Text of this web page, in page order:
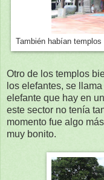
También habían
Otro de los templos
los elefantes, se
elefante que hay en
este sector no tenía
momento fue algo
muy bonito.